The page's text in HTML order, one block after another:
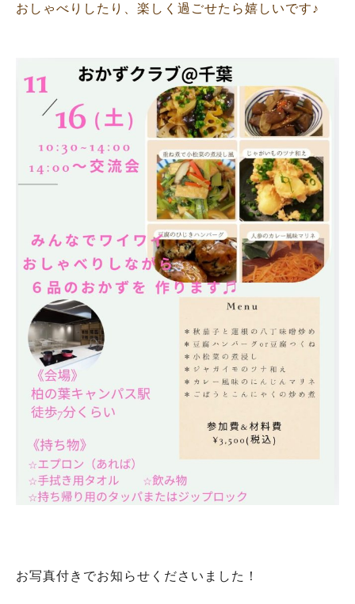
おしゃべりしたり、楽しく過ごせたら嬉しいです♪
お写真付きでお知らせくださいました！